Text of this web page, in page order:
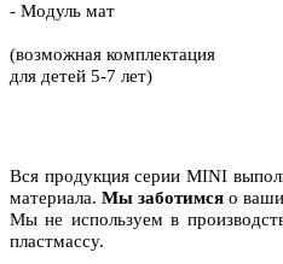
- Модуль мат
(возможная комплектация
для детей 5-7 лет)
Вся продукция серии MINI
материала. Мы заботимся о
Мы не используем в
пластмассу.